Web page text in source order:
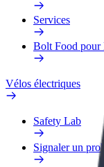
Services
Bolt Food pour
Vélos électriques
Safety Lab
Signaler un